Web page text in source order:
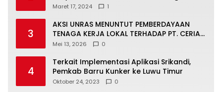
Maret 17, 2024 1
3
AKSI UNRAS MENUNTUT PEMBERDAYAAN
TENAGA KERJA LOKAL TERHADAP PT. CERIA
NUGRAHA LESTARI
Mei 13, 2026 0
4
Terkait Implementasi Aplikasi Srikandi,
Pemkab Barru Kunker ke Luwu Timur
Oktober 24, 2023 0